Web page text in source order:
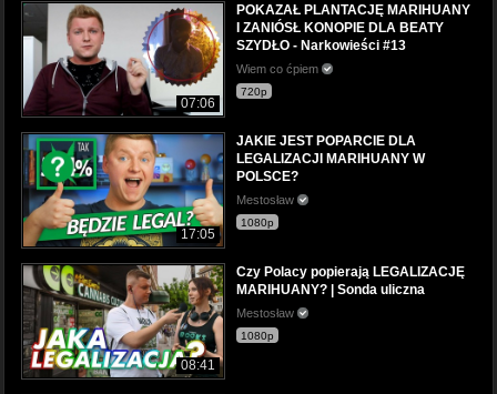
07:06
POKAZAŁ PLANTACJĘ MARIHUANY
I ZANIÓSŁ KONOPIE DLA BEATY
SZYDŁO - Narkowieści #13
Wiem co ćpiem
720p
17:05
JAKIE JEST POPARCIE DLA
LEGALIZACJI MARIHUANY W
POLSCE?
Mestosław
1080p
08:41
Czy Polacy popierają LEGALIZACJĘ
MARIHUANY? | Sonda uliczna
Mestosław
1080p